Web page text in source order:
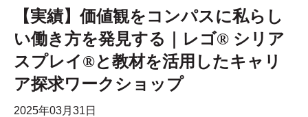
【実績】価値観をコンパスに私らし
い働き方を発見する｜レゴ® シリア
スプレイ®と教材を活用したキャリ
ア探求ワークショップ
2025年03月31日